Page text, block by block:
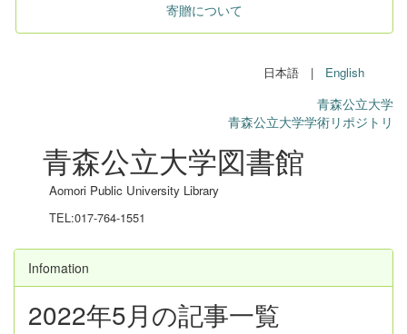
寄贈について
日本語 | English
青森公立大学
青森公立大学学術リポジトリ
青森公立大学図書館
Aomori Public University Library
TEL:017-764-1551
Infomation
2022年5月の記事一覧